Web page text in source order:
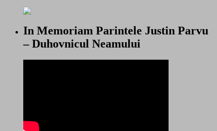
In Memoriam Parintele Justin Parvu
– Duhovnicul Neamului